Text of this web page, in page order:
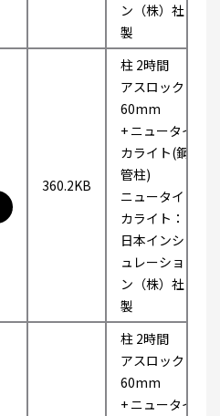
ン（株）社
製
360.2KB
柱 2時間
アスロック
60mm
+ ニュータイ
カライト(鋼
管柱)
ニュータイ
カライト：
日本インシ
ュレーショ
ン（株）社
製
柱 2時間
アスロック
60mm
+ ニュータイ